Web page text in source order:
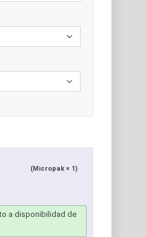
(Micropak × 1)
a disponibilidad de